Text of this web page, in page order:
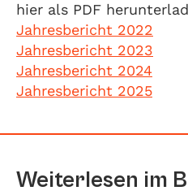
hier als PDF
Jahresbericht 2022
Jahresbericht 2023
Jahresbericht 2024
Jahresbericht 2025
Weiterlesen im